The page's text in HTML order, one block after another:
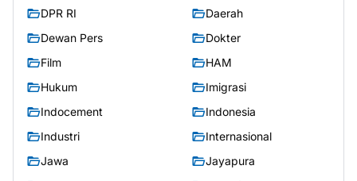
DPR RI
Daerah
Dewan Pers
Dokter
Film
HAM
Hukum
Imigrasi
Indocement
Indonesia
Industri
Internasional
Jawa
Jayapura